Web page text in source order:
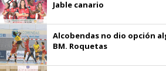
Jable canario
Alcobendas no dio opción
BM. Roquetas